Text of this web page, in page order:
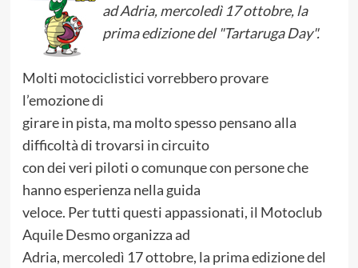
ad Adria, mercoledì 17 ottobre, la
prima edizione del "Tartaruga Day".
Molti motociclistici vorrebbero provare
l’emozione di
girare in pista, ma molto spesso pensano alla
difficoltà di trovarsi in circuito
con dei veri piloti o comunque con persone che
hanno esperienza nella guida
veloce. Per tutti questi appassionati, il Motoclub
Aquile Desmo organizza ad
Adria, mercoledì 17 ottobre, la prima edizione del